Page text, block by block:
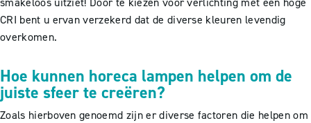
CRI bent u ervan verzekerd dat de diverse kleuren levendig
overkomen.
Hoe kunnen horeca lampen helpen om de
juiste sfeer te creëren?
Zoals hierboven genoemd zijn er diverse factoren die helpen om